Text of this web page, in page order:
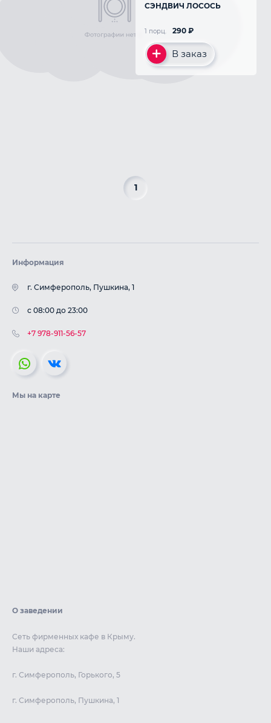
СЭНДВИЧ ЛОСОСЬ
290 ₽
1 порц.
В заказ
1
Информация
г. Симферополь, Пушкина, 1
с 08:00 до 23:00
+7 978-911-56-57
Мы на карте
О заведении
Сеть фирменных кафе в Крыму.
Наши адреса:
г. Симферополь, Горького, 5
г. Симферополь, Пушкина, 1